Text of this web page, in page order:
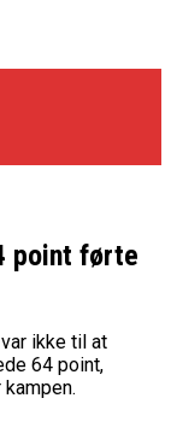
Hos Rabbits
point førte
ikke til at
64 point,